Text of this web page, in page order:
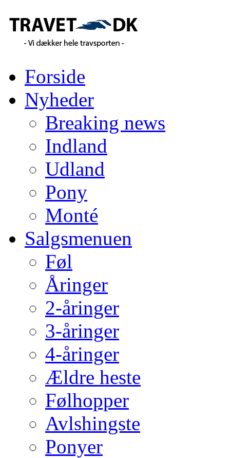
Forside
Nyheder
Breaking news
Indland
Udland
Pony
Monté
Salgsmenuen
Føl
Åringer
2-åringer
3-åringer
4-åringer
Ældre heste
Følhopper
Avlshingste
Ponyer